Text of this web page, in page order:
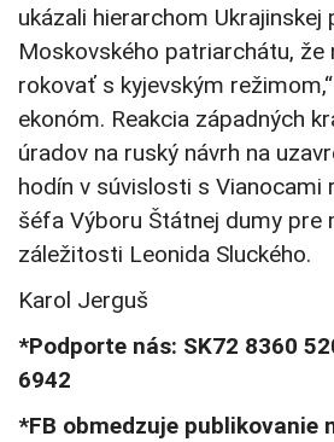
ukázali hierarchom Ukrajinskej
Moskovského patriarchátu,
rokovať s kyjevským
ekonóm. Reakcia západných
úradov na ruský návrh na
hodín v súvislosti s Vianocami
šéfa Výboru Štátnej dumy pre
záležitosti Leonida Sluckého.
Karol Jerguš
*Podporte nás: SK72 8360
6942
*FB obmedzuje publikovanie